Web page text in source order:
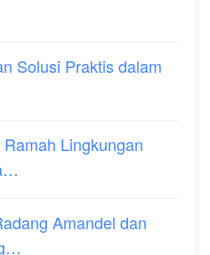
Solusi Praktis dalam
Lingkungan
Amandel dan